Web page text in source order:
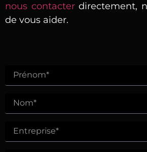
nous contacterdirectement,
de vous aider.